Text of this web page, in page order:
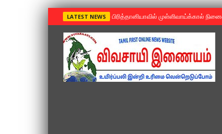
LATEST NEWS »பிரித்தானியாவில் முள்ளிவாய்க்கால்